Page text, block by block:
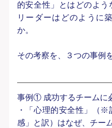
的安全性」とはどのよ
リーダーはどのように
か。
その考察を、３つの事例
事例① 成功するチームに
・「心理的安全性」（
感」と訳）はなぜ、チー